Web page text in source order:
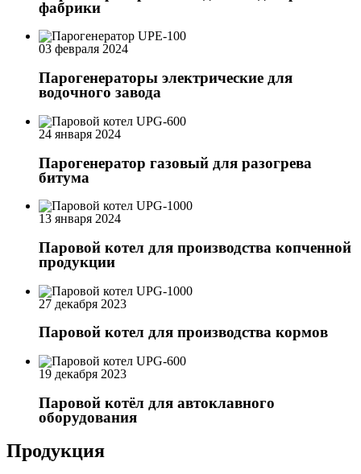
фабрики
03 февраля 2024
Парогенераторы электрические для
водочного завода
24 января 2024
Парогенератор газовый для разогрева
битума
13 января 2024
Паровой котел для производства копченной
продукции
27 декабря 2023
Паровой котел для производства кормов
19 декабря 2023
Паровой котёл для автоклавного
оборудования
Продукция